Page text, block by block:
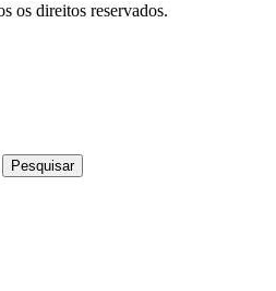
os direitos reservados.
Pesquisar